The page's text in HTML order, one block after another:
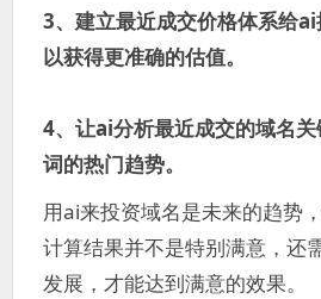
3、建立最近成交价格体系给ai
以获得更准确的估值。
4、让ai分析最近成交的域名
词的热门趋势。
用ai来投资域名是未来的趋势
计算结果并不是特别满意，还
发展，才能达到满意的效果。